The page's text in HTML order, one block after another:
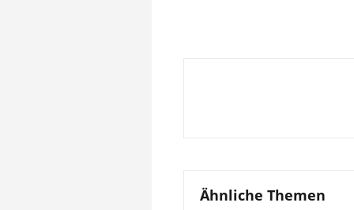
Ähnliche Themen